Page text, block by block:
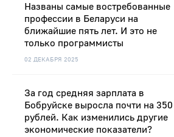
02 ДЕКАБРЯ 2025
Названы самые востребованные
профессии в Беларуси на
ближайшие пять лет. И это не
только программисты
За год средняя зарплата в
Бобруйске выросла почти на 350
рублей. Как изменились другие
экономические показатели?